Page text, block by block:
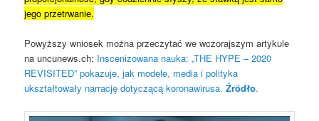
jego przetrwanie.
Powyższy wniosek można przeczytać we wczorajszym artykule
na uncunews.ch: Inscenizowana nauka: „THE HYPE – 2020
REVISITED” pokazuje, jak modele, media i polityka
ukształtowały narrację dotyczącą koronawirusa. Źródło.